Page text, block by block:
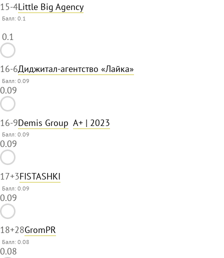
15-4Little Big Agency
Балл:0.1
0.1
16-6Диджитал-агентство «Лайка»
Балл: 0.09
0.09
16-9Demis Group A+ | 2023
Балл: 0.09
0.09
17+3FISTASHKI
Балл: 0.09
0.09
18+28GromPR
Балл: 0.08
0.08